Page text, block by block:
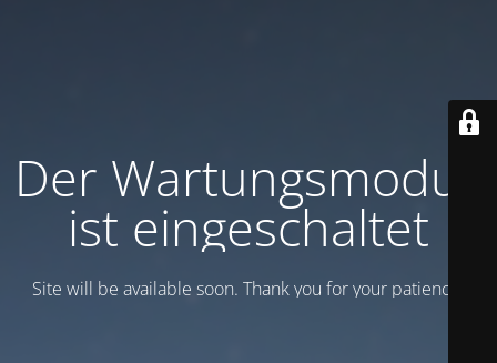
Der Wartungsmodus
ist eingeschaltet
Site will be available soon. Thank you for your patience!